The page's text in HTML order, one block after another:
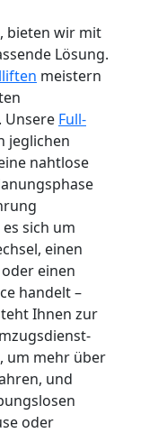
bieten wir mit
Lösung.
meistern
Unsere Full-
jeglichen
nahtlose
sich um
einen
oder einen
handelt –
Ihnen zur
um mehr über
und
oder